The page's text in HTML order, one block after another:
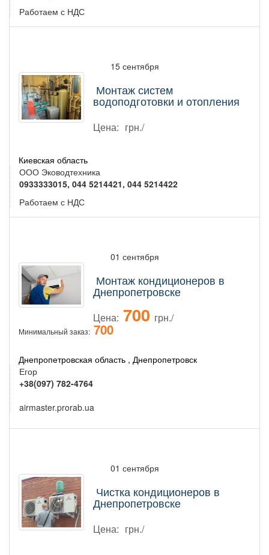
Работаем с НДС
15 сентября
Монтаж систем
водоподготовки и отопления
Цена: грн./
Киевская область
ООО Эководтехника
0933333015, 044 5214421, 044 5214422
Работаем с НДС
01 сентября
Монтаж кондиционеров в
Днепропетровске
Цена: 700 грн./
Минимальный заказ: 700
Днепропетровская область , Днепропетровск
Егор
+38(097) 782-4764
airmaster.prorab.ua
01 сентября
Чистка кондиционеров в
Днепропетровске
Цена: грн./